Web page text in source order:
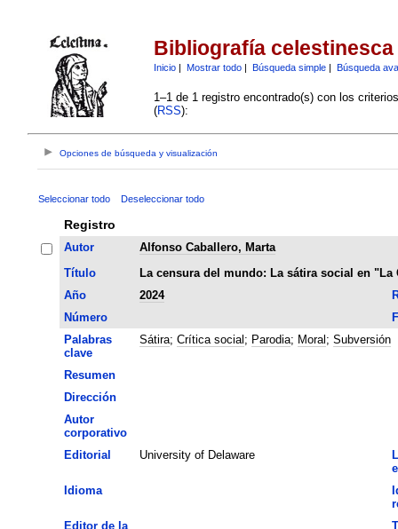
Bibliografía celestinesca
Inicio| Mostrar todo| Búsqueda simple| Búsqueda
1–1 de 1 registro encontrado(s) con los
(RSS):
Opciones de búsqueda y visualización
Seleccionar todo Deseleccionar todo
Registro
Autor
Alfonso Caballero, Marta
Título
La censura del mundo: La sátira social en "La
Año
2024
Número
Palabras
clave
Sátira; Crítica social ; Parodia; Moral ; Subversión
Resumen
Dirección
Autor
corporativo
Editorial
University of Delaware
Idioma
Editor de la